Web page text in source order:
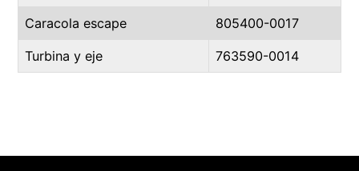
Caracola escape 805400-0017
Turbina y eje 763590-0014